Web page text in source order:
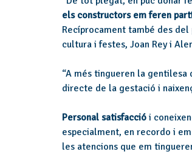
els constructors em feren
Recíprocament també des
cultura i festes, Joan Rey i
“A més tingueren la gentilesa
directe de la gestació i
Personal satisfacció i
especialment, en recordo i
les atencions que em